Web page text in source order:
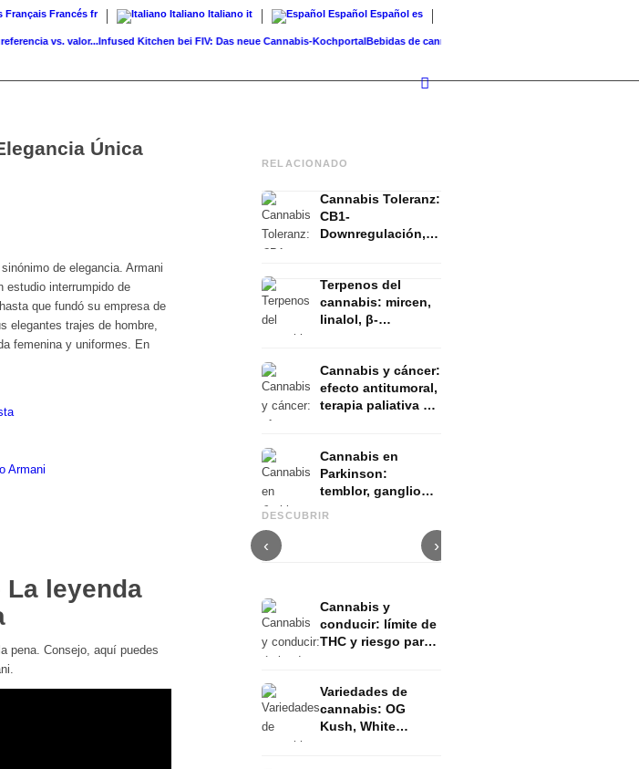
Français Francés fr Italiano Italiano it Español Español es
vs. valor...Infused Kitchen bei FIV: Das neue Cannabis-KochportalBebidas de cannabis: batidos, té, leche dorada...
Única
de elegancia. Armani
estudio interrumpido de
que fundó su empresa de
elegantes trajes de hombre,
femenina y uniformes. En
Armani
La leyenda
pena. Consejo, aquí puedes
RELACIONADO
Cannabis Toleranz:
CB1-
Downregulación,
Terpenos del
cannabis: mircen,
linalol, β-
Cannabis y cáncer:
efecto antitumoral,
terapia paliativa y
Cannabis en
Parkinson:
temblor, ganglios
DESCUBRIR
‹
Cannabis y TDAH: dopamina,
automedición y lo que
›
Cannabis y
conducir: límite de
THC y riesgo para
Variedades de
cannabis: OG
Kush, White